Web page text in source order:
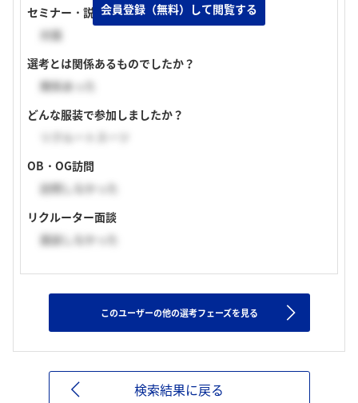
セミナー・説明会の実施形式
対面
選考とは関係あるものでしたか？
関係あった
どんな服装で参加しましたか？
リクルートスーツ
OB・OG訪問
訪問しなかった
リクルーター面談
面談しなかった
会員登録（無料）して閲覧する
このユーザーの他の選考フェーズを見る
検索結果に戻る